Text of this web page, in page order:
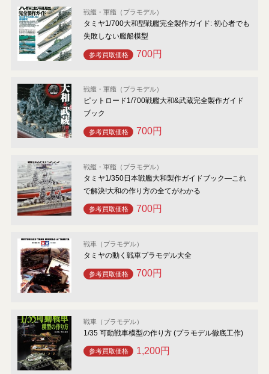
戦艦・軍艦（プラモデル）
タミヤ1/700大和型戦艦完全製作ガイド: 初心者でも
失敗しない艦船模型
参考買取価格 700円
戦艦・軍艦（プラモデル）
ピットロード1/700戦艦大和&武蔵完全製作ガイド
ブック
参考買取価格 700円
戦艦・軍艦（プラモデル）
タミヤ1/350日本戦艦大和製作ガイドブック―これ
で解決!大和の作り方の全てがわかる
参考買取価格 700円
戦車（プラモデル）
タミヤの動く戦車プラモデル大全
参考買取価格 700円
戦車（プラモデル）
1/35 可動戦車模型の作り方 (プラモデル徹底工作)
参考買取価格 1,200円